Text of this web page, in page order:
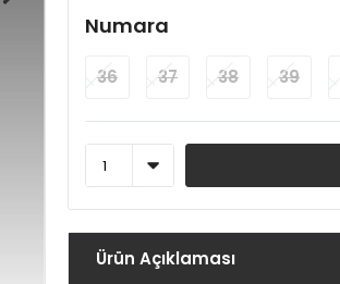
Numara
36 37 38 39
Ürün Açıklaması